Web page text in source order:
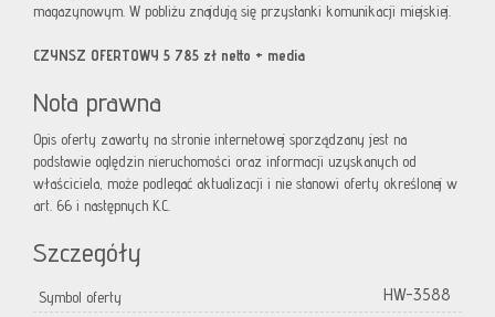
magazynowym. W pobliżu znajdują się przystanki komunikacji miejskiej.
CZYNSZ OFERTOWY 5 785 zł netto + media
Nota prawna
Opis oferty zawarty na stronie internetowej sporządzany jest na
podstawie oględzin nieruchomości oraz informacji uzyskanych od
właściciela, może podlegać aktualizacji i nie stanowi oferty określonej w
art. 66 i następnych K.C.
Szczegóły
Symbol oferty HW-3588